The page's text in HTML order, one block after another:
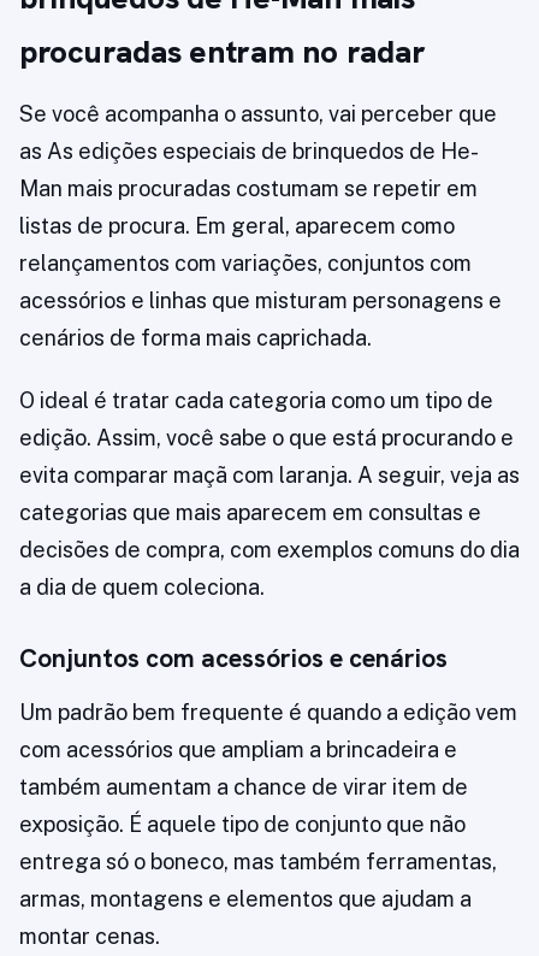
procuradas entram no radar
Se você acompanha o assunto, vai perceber que
as As edições especiais de brinquedos de He-
Man mais procuradas costumam se repetir em
listas de procura. Em geral, aparecem como
relançamentos com variações, conjuntos com
acessórios e linhas que misturam personagens e
cenários de forma mais caprichada.
O ideal é tratar cada categoria como um tipo de
edição. Assim, você sabe o que está procurando e
evita comparar maçã com laranja. A seguir, veja as
categorias que mais aparecem em consultas e
decisões de compra, com exemplos comuns do dia
a dia de quem coleciona.
Conjuntos com acessórios e cenários
Um padrão bem frequente é quando a edição vem
com acessórios que ampliam a brincadeira e
também aumentam a chance de virar item de
exposição. É aquele tipo de conjunto que não
entrega só o boneco, mas também ferramentas,
armas, montagens e elementos que ajudam a
montar cenas.